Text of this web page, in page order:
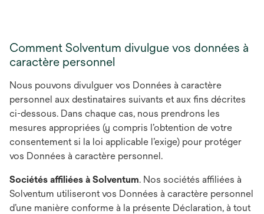
Comment Solventum divulgue vos données à
caractère personnel
Nous pouvons divulguer vos Données à caractère
personnel aux destinataires suivants et aux fins décrites
ci-dessous. Dans chaque cas, nous prendrons les
mesures appropriées (y compris l’obtention de votre
consentement si la loi applicable l’exige) pour protéger
vos Données à caractère personnel.
Sociétés affiliées à Solventum. Nos sociétés affiliées à
Solventum utiliseront vos Données à caractère personnel
d’une manière conforme à la présente Déclaration, à tout